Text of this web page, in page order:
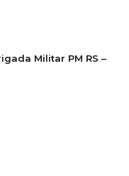
Militar PM RS –